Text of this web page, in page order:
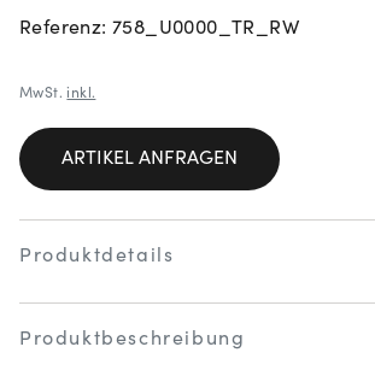
Referenz: 758_U0000_TR_RW
MwSt. inkl.
ARTIKEL ANFRAGEN
Produktdetails
Produktbeschreibung